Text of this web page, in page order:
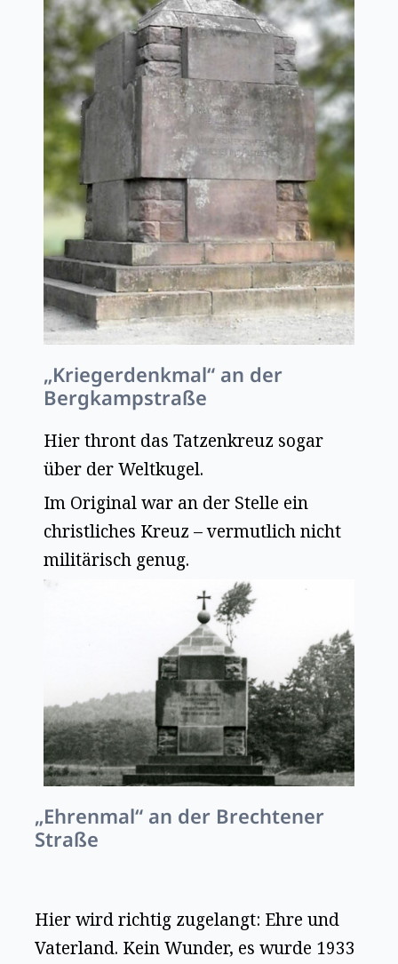
„Kriegerdenkmal“ an der
Bergkampstraße
Hier thront das Tatzenkreuz sogar
über der Weltkugel.
Im Original war an der Stelle ein
christliches Kreuz – vermutlich nicht
militärisch genug.
„Ehrenmal“ an der Brechtener
Straße
Hier wird richtig zugelangt: Ehre und
Vaterland. Kein Wunder, es wurde 1933